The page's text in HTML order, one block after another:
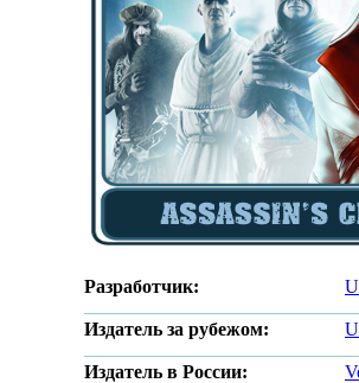
Разработчик:
Издатель за рубежом:
Издатель в России: